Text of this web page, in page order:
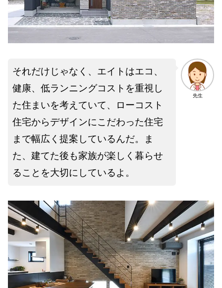
先生
それだけじゃなく、エイトはエコ、
健康、低ランニングコストを重視し
た住まいを考えていて、ローコスト
住宅からデザインにこだわった住宅
まで幅広く提案しているんだ。ま
た、建てた後も家族が楽しく暮らせ
ることを大切にしているよ。